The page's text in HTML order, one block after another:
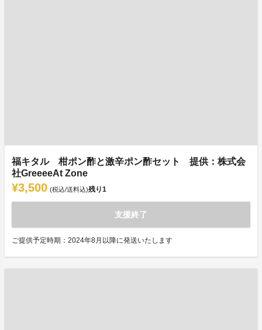
福キタル 柑ポン酢と激辛ポン酢セット 提供：株式会
社GreeeeAt Zone
¥3,500 (税込/送料込)残り1
支援終了
ご提供予定時期：2024年8月以降に発送いたします